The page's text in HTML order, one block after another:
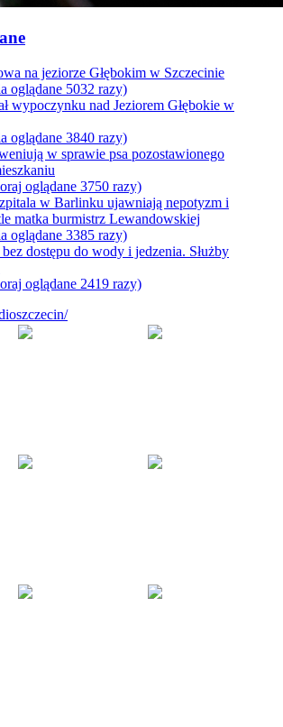
na jeziorze Głębokim w Szczecinie
oglądane 5032 razy)
wypoczynku nad Jeziorem Głębokie w
oglądane 3840 razy)
w sprawie psa pozostawionego
oglądane 3750 razy)
w Barlinku ujawniają nepotyzm i
matka burmistrz Lewandowskiej
oglądane 3385 razy)
dostępu do wody i jedzenia. Służby
oglądane 2419 razy)